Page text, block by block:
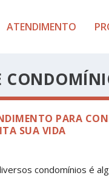
ATENDIMENTO
PARA
SUA VIDA
condomínios é